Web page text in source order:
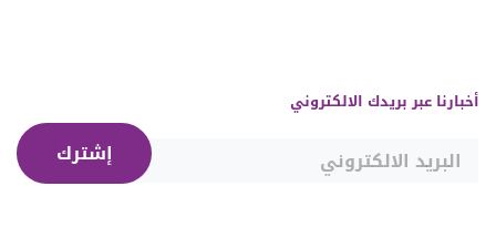
أخبارنا عبر بريدك الالكتروني
إشترك